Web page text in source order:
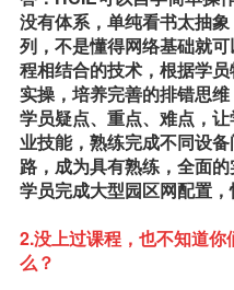
没有体系，单纯看书太抽
列，不是懂得网络基础就
程相结合的技术，根据学
实操，培养完善的排错思
学员疑点、重点、难点，
业技能，熟练完成不同设
路，成为具有熟练，全面
学员完成大型园区网配置，
2.没上过课程，也不知道
么？